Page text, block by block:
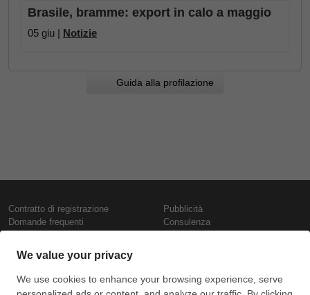
Brasile, bramme: export in calo a maggio
05 giu | Notizie
Guida alla profilazione
Contratto di registrazione
Domande frequenti
Presentazione
Contattaci
Termini di utilizzo
Politica di riservatezza
Pubblicità
Consulenza